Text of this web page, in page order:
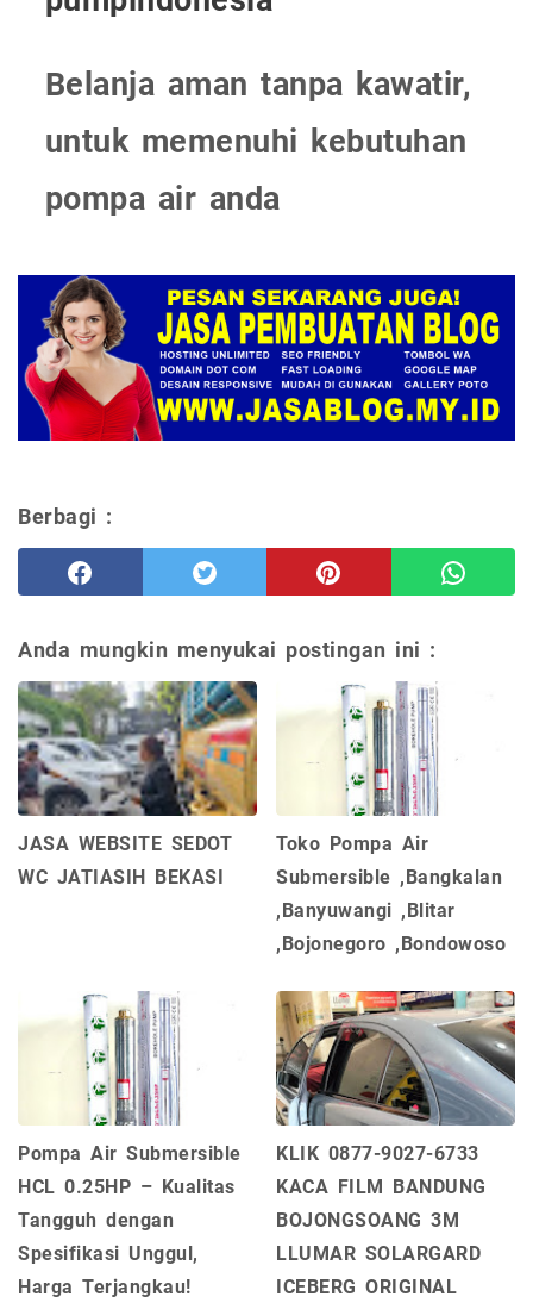
Belanja aman tanpa kawatir,
untuk memenuhi kebutuhan
pompa air anda
Berbagi :
Anda mungkin menyukai postingan ini :
JASA WEBSITE SEDOT
WC JATIASIH BEKASI
Toko Pompa Air
Submersible ,Bangkalan
,Banyuwangi ,Blitar
,Bojonegoro ,Bondowoso
Pompa Air Submersible
HCL 0.25HP – Kualitas
Tangguh dengan
Spesifikasi Unggul,
Harga Terjangkau!
KLIK 0877-9027-6733
KACA FILM BANDUNG
BOJONGSOANG 3M
LLUMAR SOLARGARD
ICEBERG ORIGINAL